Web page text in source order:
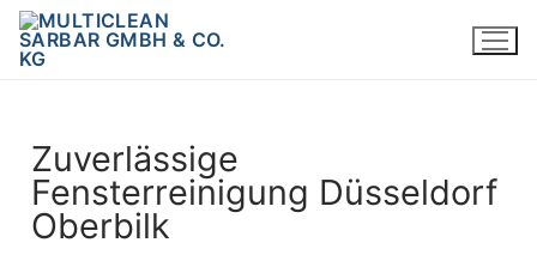
Zuverlässige
Fensterreinigung Düsseldorf
Oberbilk